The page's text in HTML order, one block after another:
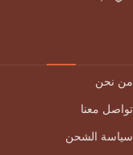
من نحن
تواصل معنا
سياسة الشحن